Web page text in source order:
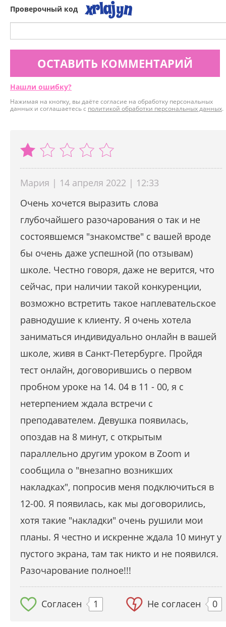
Проверочный код
ОСТАВИТЬ КОММЕНТАРИЙ
Нашли ошибку?
Нажимая на кнопку, вы даёте согласие на обработку персональных
данных и соглашаетесь с политикой обработки персональных данных.
Мария | 14 апреля 2022 | 12:33
Очень хочется выразить слова
глубочайшего разочарования о так и не
состоявшемся "знакомстве" с вашей вроде
бы очень даже успешной (по отзывам)
школе. Честно говоря, даже не верится, что
сейчас, при наличии такой конкуренции,
возможно встретить такое наплевательское
равнодушие к клиенту. Я очень хотела
заниматься индивидуально онлайн в вашей
школе, живя в Санкт-Петербурге. Пройдя
тест онлайн, договорившись о первом
пробном уроке на 14. 04 в ‪11 - 00‬, я с
нетерпением ждала встречи с
преподавателем. Девушка появилась,
опоздав на 8 минут, с открытым
параллельно другим уроком в Zoom и
сообщила о "внезапно возникших
накладках", попросив меня подключиться в
12-00. Я появилась, как мы договорились,
хотя такие "накладки" очень рушили мои
планы. Я честно и искренне ждала 10 минут у
пустого экрана, там так никто и не появился.
Разочарование полное!!!
Согласен 1 Не согласен 0